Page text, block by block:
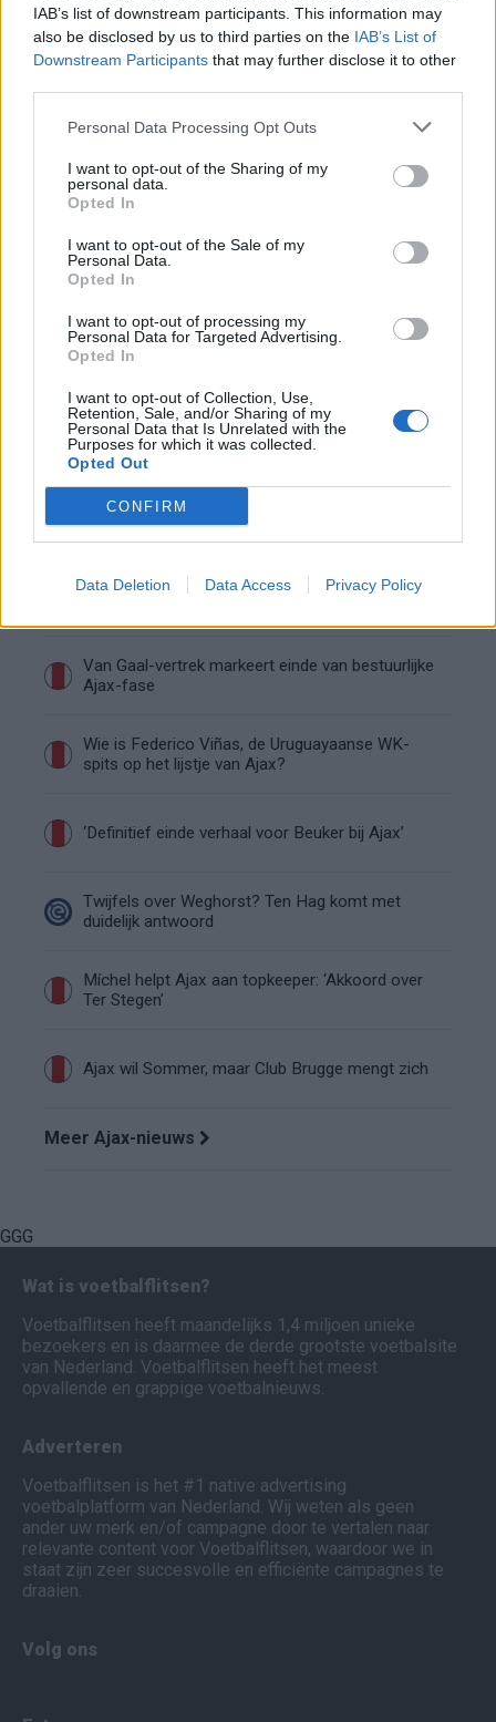
IAB’s list of downstream participants. This information may
also be disclosed by us to third parties on the IAB’s List of
Downstream Participants that may further disclose it to other
Personal Data Processing Opt Outs
I want to opt-out of the Sharing of my
personal data.
Opted In
I want to opt-out of the Sale of my
Personal Data.
Opted In
I want to opt-out of processing my
Personal Data for Targeted Advertising.
Opted In
I want to opt-out of Collection, Use,
Retention, Sale, and/or Sharing of my
Personal Data that Is Unrelated with the
Purposes for which it was collected.
Opted Out
CONFIRM
Data Deletion Data Access Privacy Policy
Steur kiest voor Newcastle na gemiste
duidelijkheid bij Ajax
Blind kan bij Ajax de speler naast Míchel worden
“Twente was toen niet haalbaar”: Weghorst blikt
terug op Ajax-keuze
De transferprioriteiten van Ajax worden steeds
Ajax begint voorbereiding met nederlaag: zo ziet
Zo overtuigde PSV Sven Mijnans en bleef Ajax
met lege handen achter
Waarom steeds meer sleutelfiguren Ajax
verlaten
Steijn: ‘Bergwijn was niet mijn eerste keus als
Van Gaal-vertrek markeert einde van bestuurlijke
Ajax-fase
Wie is Federico Viñas, de Uruguayaanse WK-
spits op het lijstje van Ajax?
‘Definitief einde verhaal voor Beuker bij Ajax’
Twijfels over Weghorst? Ten Hag komt met
duidelijk antwoord
Míchel helpt Ajax aan topkeeper: ‘Akkoord over
Ter Stegen’
Ajax wil Sommer, maar Club Brugge mengt zich
Meer Ajax-nieuws
GGG
Wat is voetbalflitsen?
Voetbalflitsen heeft maandelijks 1,4 miljoen unieke
bezoekers en is daarmee de derde grootste voetbalsite
van Nederland. Voetbalflitsen heeft het meest
opvallende en grappige voetbalnieuws.
Adverteren
Voetbalflitsen is het #1 native advertising
voetbalplatform van Nederland. Wij weten als geen
ander uw merk en/of campagne door te vertalen naar
relevante content voor Voetbalflitsen, waardoor we in
staat zijn zeer succesvolle en efficiënte campagnes te
draaien.
Volg ons